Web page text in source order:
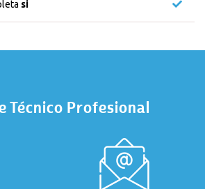
si
Técnico Profesional